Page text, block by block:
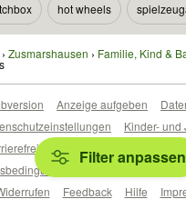
hot wheels
Zusmarshausen Familie, Kind &
Filter anpassen
Anzeige aufgeben
Kinder- und
Beliebte Suchen
Feedback Hilfe